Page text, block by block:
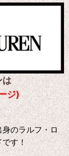
は
ジ)
のラルフ・ロ
です！